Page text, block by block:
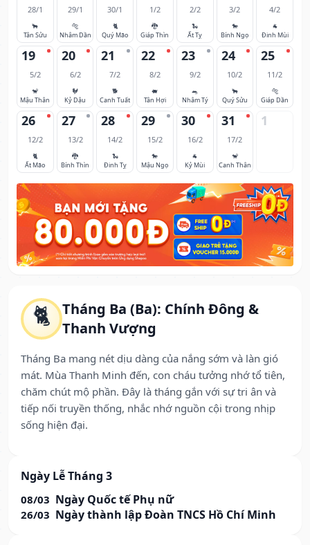
🐈
Tháng Ba (Ba): Chính Đông &
Thanh Vượng
Tháng Ba mang nét dịu dàng của nắng sớm và làn gió
mát. Mùa Thanh Minh đến, con cháu tưởng nhớ tổ tiên,
chăm chút mộ phần. Đây là tháng gắn với sự tri ân và
tiếp nối truyền thống, nhắc nhớ nguồn cội trong nhịp
sống hiện đại.
Ngày Lễ Tháng 3
08/03 Ngày Quốc tế Phụ nữ
26/03 Ngày thành lập Đoàn TNCS Hồ Chí Minh
28/1
🐂
Tân Sửu
29/1
🐅
Nhâm Dần
30/1
🐈
Quý Mão
1/2
🐉
Giáp Thìn
2/2
🐍
Ất Tỵ
3/2
🐎
Bính Ngọ
4/2
🐐
Đinh Mùi
19
5/2
🐒
Mậu Thân
20
6/2
🐓
Kỷ Dậu
21
7/2
🐕
Canh Tuất
22
8/2
🐖
Tân Hợi
23
9/2
🐀
Nhâm Tý
24
10/2
🐂
Quý Sửu
25
11/2
🐅
Giáp Dần
26
12/2
🐈
Ất Mão
27
13/2
🐉
Bính Thìn
28
14/2
🐍
Đinh Tỵ
29
15/2
🐎
Mậu Ngọ
30
16/2
🐐
Kỷ Mùi
31
17/2
🐒
Canh Thân
1